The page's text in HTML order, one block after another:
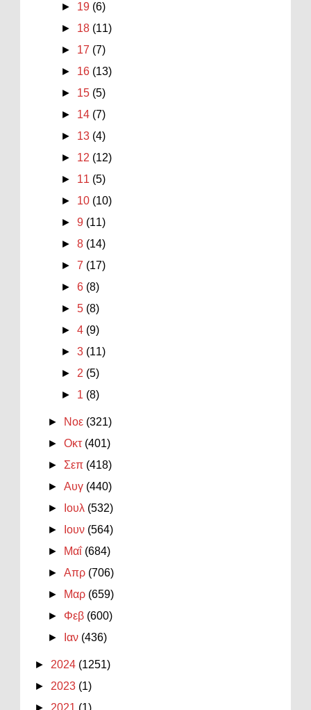
► 19 (6)
► 18 (11)
► 17 (7)
► 16 (13)
► 15 (5)
► 14 (7)
► 13 (4)
► 12 (12)
► 11 (5)
► 10 (10)
►9 (11)
►8 (14)
►7 (17)
►6 (8)
►5 (8)
►4 (9)
►3 (11)
► 2 (5)
► 1 (8)
► Νοε (321)
►Οκτ (401)
► Σεπ (418)
►Αυγ (440)
►
Ιουλ (532)
►
Ιουν (564)
►
Μαΐ (684)
►Απρ (706)
►
Μαρ (659)
► Φεβ (600)
►
Ιαν (436)
► 2024 (1251)
► 2023 (1)
► 2021 (1)